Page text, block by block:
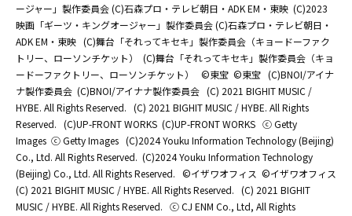
ージャー」製作委員会 (C)石森プロ・テレビ朝日・ADK EM・東映 (C)2023
映画「ギーツ・キングオージャー」製作委員会 (C)石森プロ・テレビ朝日・
ADK EM・東映 (C)舞台「それってキセキ」製作委員会（キョードーファク
トリー、ローソンチケット）
(C)舞台「それってキセキ」製作委員会（キョ
ードーファクトリー、ローソンチケット）
©東宝 ©東宝 (C)BNOI/アイナ
ナ製作委員会 (C)BNOI/アイナナ製作委員会 (C) 2021 BIGHIT MUSIC /
HYBE. All Rights Reserved. (C) 2021 BIGHIT MUSIC / HYBE. All Rights
Reserved. (C)UP-FRONT WORKS (C)UP-FRONT WORKS ⓒ Getty
Images ⓒ Getty Images (C)2024 Youku Information Technology (Beijing)
Co., Ltd. All Rights Reserved. (C)2024 Youku Information Technology
(Beijing) Co., Ltd. All Rights Reserved. ©イザワオフィス ©イザワオフィス
(C) 2021 BIGHIT MUSIC / HYBE. All Rights Reserved. (C) 2021 BIGHIT
MUSIC / HYBE. All Rights Reserved. ⓒ CJ ENM Co., Ltd, All Rights